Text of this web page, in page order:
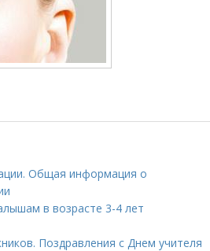
Общая информация о
в возрасте 3-4 лет
Поздравления с Днем учителя